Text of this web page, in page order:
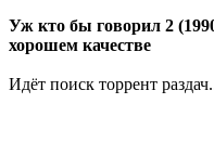
Уж кто бы говорил 2
хорошем качестве
Идёт поиск торрент